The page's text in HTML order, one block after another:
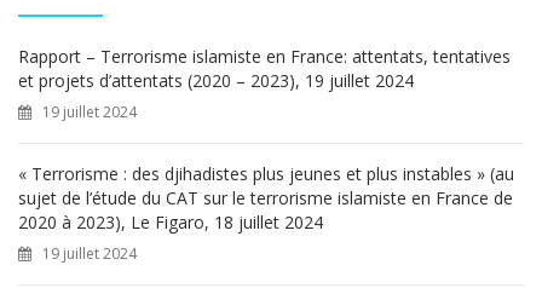
h
e
r
Rapport – Terrorisme islamiste en France: attentats, tentatives
et projets d’attentats (2020 – 2023), 19 juillet 2024
19 juillet 2024
« Terrorisme : des djihadistes plus jeunes et plus instables » (au
sujet de l’étude du CAT sur le terrorisme islamiste en France de
2020 à 2023), Le Figaro, 18 juillet 2024
19 juillet 2024